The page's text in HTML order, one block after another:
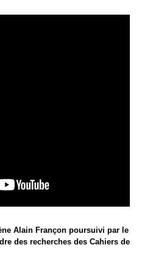
Alain Françon poursuivi par le
des recherches des Cahiers de